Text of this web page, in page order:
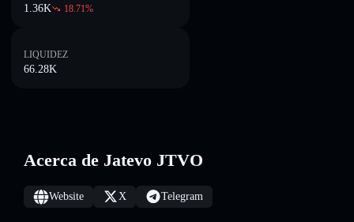
1.36K 18.71%
LIQUIDEZ
66.28K
Acerca de Jatevo JTVO
Website X Telegram